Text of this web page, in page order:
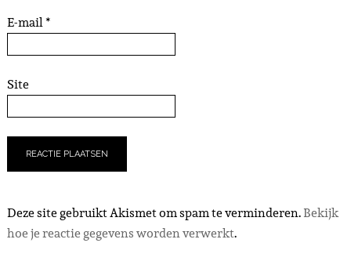
E-mail*
Site
Deze site gebruikt Akismet om spam te verminderen.Bekijk
hoe je reactie gegevens worden verwerkt.